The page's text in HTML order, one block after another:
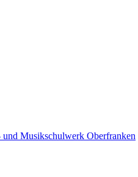
Musikschulwerk Oberfranken